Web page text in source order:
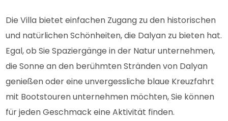
Die Villa bietet einfachen Zugang zu den historischen
und natürlichen Schönheiten, die Dalyan zu bieten hat.
Egal, ob Sie Spaziergänge in der Natur unternehmen,
die Sonne an den berühmten Stränden von Dalyan
genießen oder eine unvergessliche blaue Kreuzfahrt
mit Bootstouren unternehmen möchten, Sie können
für jeden Geschmack eine Aktivität finden.